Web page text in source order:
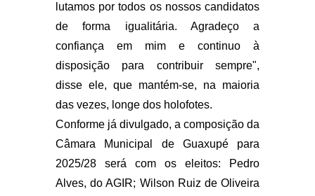
lutamos por todos os nossos candidatos
de forma igualitária. Agradeço a
confiança em mim e continuo à
disposição para contribuir sempre",
disse ele, que mantém-se, na maioria
das vezes, longe dos holofotes.
Conforme já divulgado, a composição da
Câmara Municipal de Guaxupé para
2025/28 será com os eleitos: Pedro
Alves, do AGIR; Wilson Ruiz de Oliveira